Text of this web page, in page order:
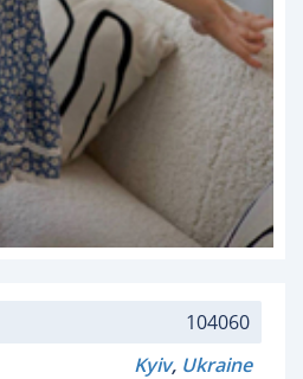
104060
Kyiv, Ukraine